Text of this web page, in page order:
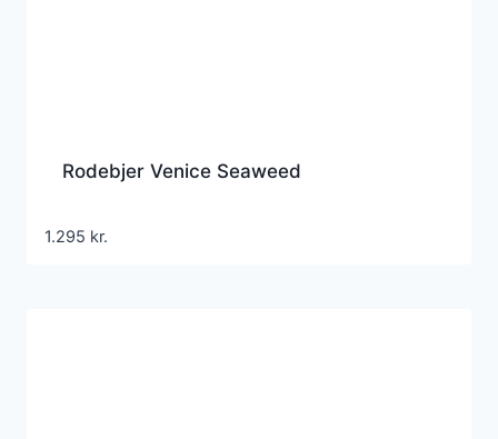
Rodebjer Venice Seaweed
1.295 kr.